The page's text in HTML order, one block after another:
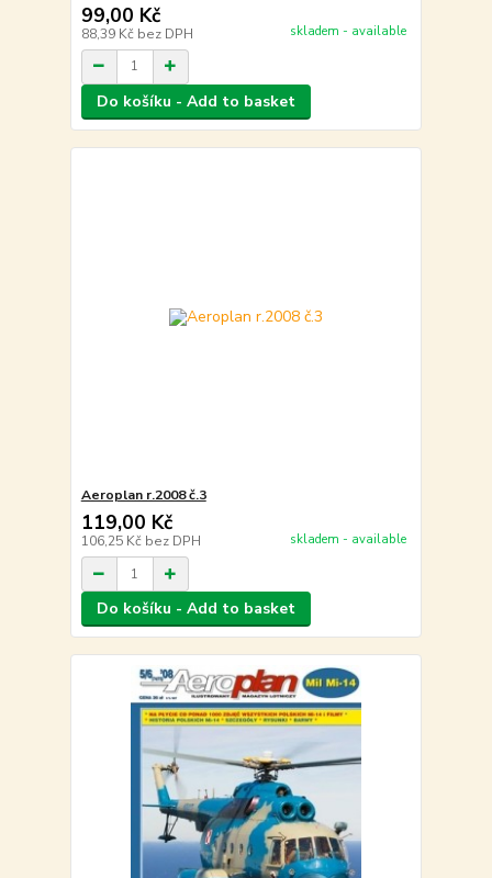
99,00 Kč
88,39 Kč bez DPH skladem - available
Do košíku - Add to basket
Aeroplan r.2008 č.3
119,00 Kč
106,25 Kč bez DPH skladem - available
Do košíku - Add to basket